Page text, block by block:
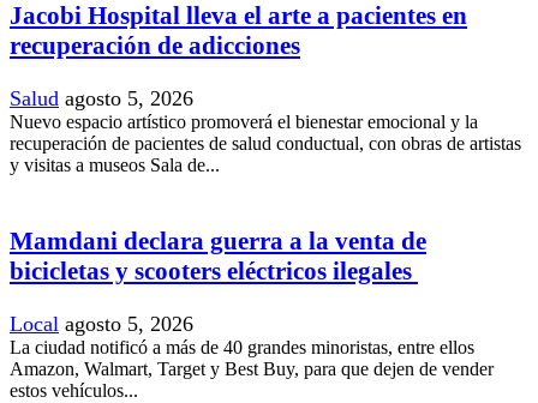
Jacobi Hospital lleva el arte a pacientes en
recuperación de adicciones
Salud agosto 5, 2026
Nuevo espacio artístico promoverá el bienestar emocional y la
recuperación de pacientes de salud conductual, con obras de artistas
y visitas a museos Sala de...
Mamdani declara guerra a la venta de
bicicletas y scooters eléctricos ilegales
Local agosto 5, 2026
La ciudad notificó a más de 40 grandes minoristas, entre ellos
Amazon, Walmart, Target y Best Buy, para que dejen de vender
estos vehículos...